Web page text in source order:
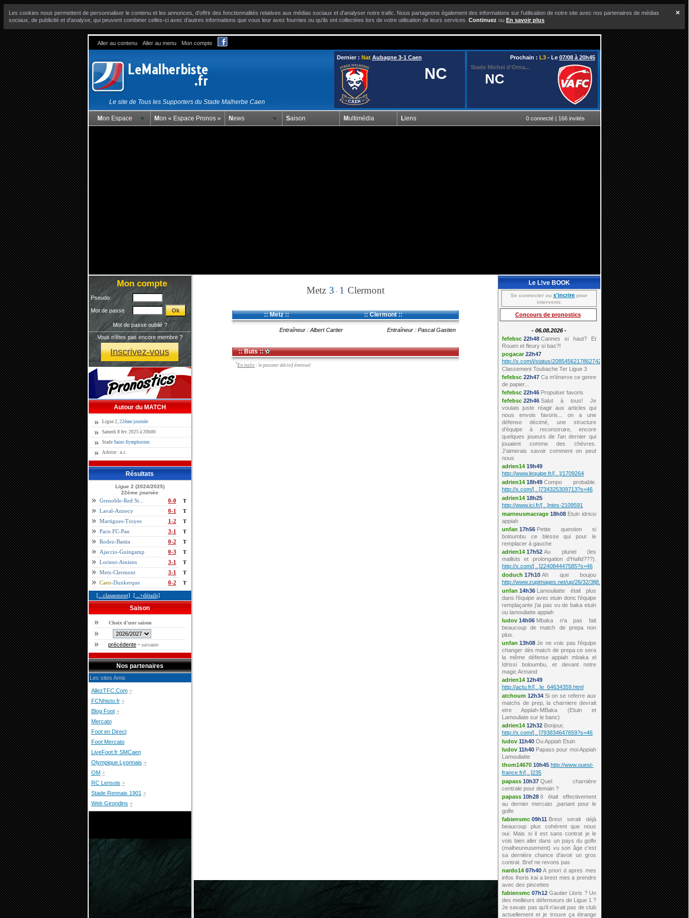
×
Les cookies nous permettent de personnaliser le contenu et les annonces, d'offrir des fonctionnalités relatives aux médias sociaux et d'analyser notre trafic. Nous partageons également des informations sur l'utilisation de notre site avec nos partenaires de médias
sociaux, de publicité et d'analyse, qui peuvent combiner celles-ci avec d'autres informations que vous leur avez fournies ou qu'ils ont collectées lors de votre utilisation de leurs services. Continuez ou En savoir plus
Aller au contenu Aller au menu Mon compte
Le site de Tous les Supporters du Stade Malherbe Caen
Dernier : Nat Aubagne 3-1 Caen
NC
Prochain : L3- Le 07/08 à 20h45
Stade Michel d'Orna...
NC
Mon Espace Mon « Espace Pronos » News Saison Multimédia Liens 0 connecté | 166 invités
Mon compte
Pseudo
Mot de passe
Mot de passe oublié ?
Vous n'êtes pas encore membre ?
Inscrivez-vous
Autour du MATCH
Ligue 2, 22ème journèe
Samedi 8 fev. 2025 à 20h00
Stade Saint-Symphorien
Arbitre : n.c.
Résultats
Ligue 2 (2024/2025)
22ème journèe
Grenoble-Red St... 0-0 T
Laval-Annecy 0-1 T
Martigues-Troyes 1-2 T
Paris FC-Pau 3-1 T
Rodez-Bastia 0-2 T
Ajaccio-Guingamp 0-3 T
Lorient-Amiens 3-1 T
Metz-Clermont 3-1 T
Caen-Dunkerque 0-2 T
[...classement] [...+détails]
Saison
Choix d'une saison
précédente- suivante
Nos partenaires
Les sites Amis
AllezTFC.Com +
FCNhisto.fr +
Blog Foot +
Mercato
Foot en Direct
Foot Mercato
LiveFoot.fr SMCaen
Olympique Lyonnais +
OM +
RC Lensois +
Stade Rennais 1901 +
Web Girondins +
Metz 3 - 1 Clermont
:: Metz :: :: Clermont ::
Entraîneur : Albert Cartier Entraîneur : Pascal Gastien
:: Buts ::
*En italic : le passeur décisif éventuel
Le L!ve BOOK
Se connecter ou s'incrire pour
intervenir.
Concours de pronostics